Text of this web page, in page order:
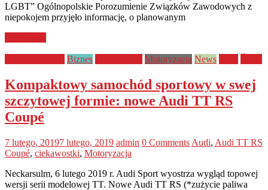
LGBT” Ogólnopolskie Porozumienie Związków Zawodowych z
niepokojem przyjęło informację, o planowanym
Biznes Motoryzacja News
Kompaktowy samochód sportowy w swej
szczytowej formie: nowe Audi TT RS
Coupé
7 lutego, 20197 lutego, 2019 admin 0 Comments Audi, Audi TT RS
Coupé, ciekawostki, Motoryzacja
Neckarsulm, 6 lutego 2019 r. Audi Sport wyostrza wygląd topowej
wersji serii modelowej TT. Nowe Audi TT RS (*zużycie paliwa